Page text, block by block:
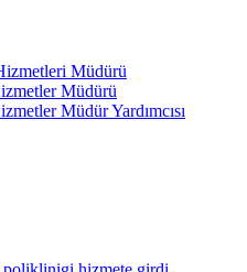
Müdürü
Müdürü
Müdür Yardımcısı